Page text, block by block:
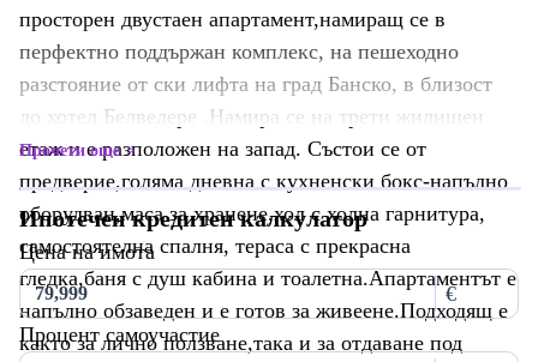
просторен двустаен апартамент,намиращ се в
перфектно поддържан комплекс, на пешеходно
разстояние от ски лифта на град Банско, в близост
до хотел Белведере .Намира се на трети жилищен
етаж и е разположен на запад. Състои се от
предверие,голяма дневна с кухненски бокс-напълно
оборудван,маса за хранене,хол с холна гарнитура,
самостоятелна спалня, тераса с прекрасна
гледка,баня с душ кабина и тоалетна.Апартаментът е
напълно обзаведен и е готов за живеене.Подходящ е
както за лично ползване,така и за отдаване под
Прочети още
Ипотечен кредитен калкулатор
Цена на имота
€
Процент самоучастие